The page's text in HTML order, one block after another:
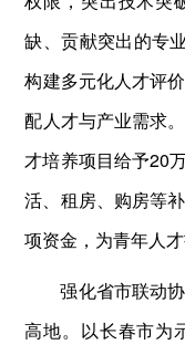
缺、贡献突出的专
构建多元化人才评
配人才与产业需求
才培养项目给予20
活、租房、购房等
项资金，为青年人
强化省市联动
高地。以长春市为